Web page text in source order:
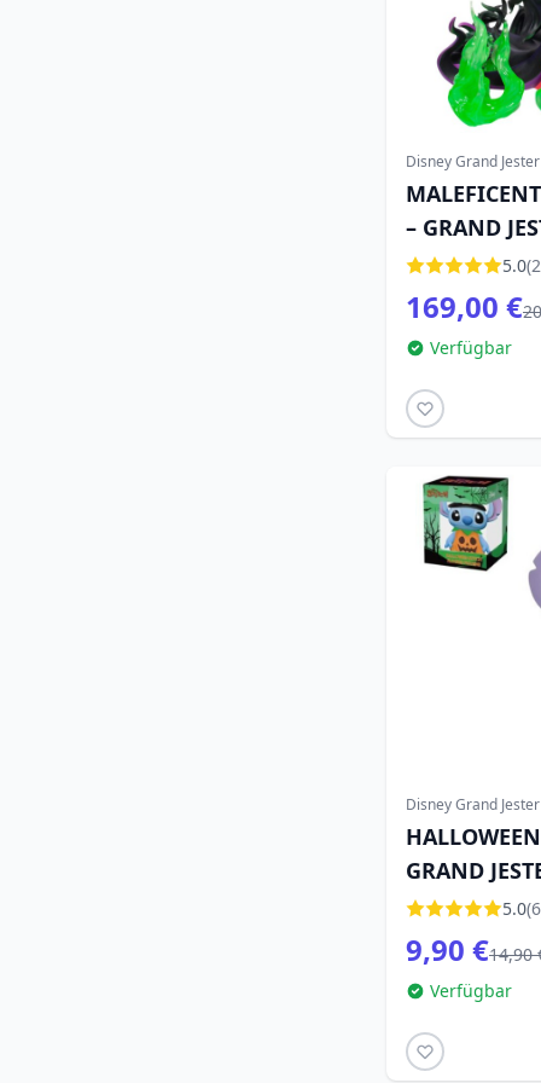
Disney Grand Jester
– GRAND
5.0
169,00 €
Verfügbar
Disney Grand Jester
GRAND
5.0
9,90 €14,90
Verfügbar